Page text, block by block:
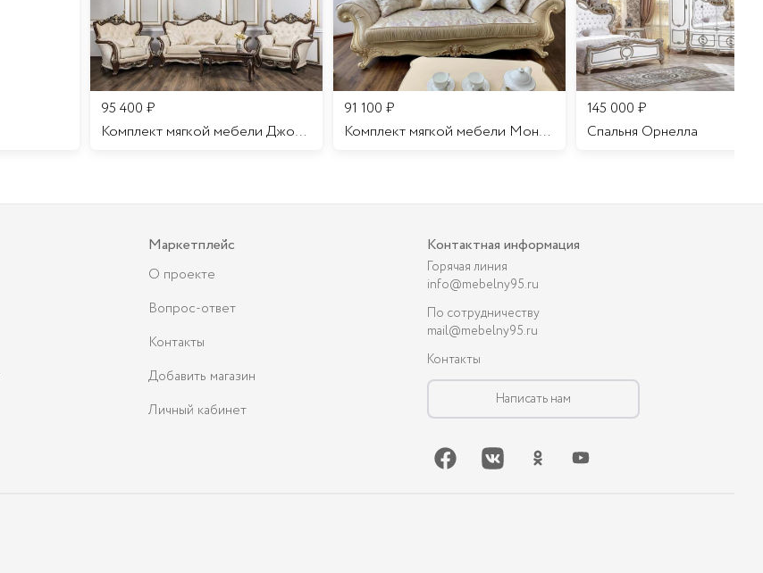
95 400 ₽
Комплект мягкой мебели Джоконда
91 100 ₽
Комплект мягкой мебели Мона Лиза
145 000 ₽
Cпальня Орнелла
Маркетплейс
О проекте
Вопрос-ответ
Контакты
Добавить магазин
Личный кабинет
Контактная информация
Горячая линия
info@mebelny95.ru
По сотрудничеству
mail@mebelny95.ru
Контакты
Написать нам